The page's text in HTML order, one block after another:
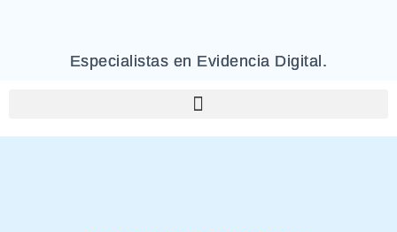
Especialistas en Evidencia Digital.